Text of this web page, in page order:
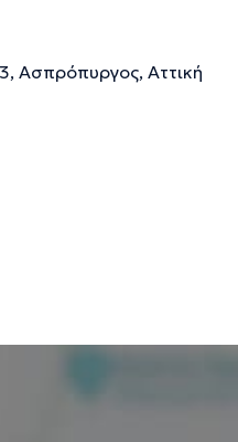
Αττική